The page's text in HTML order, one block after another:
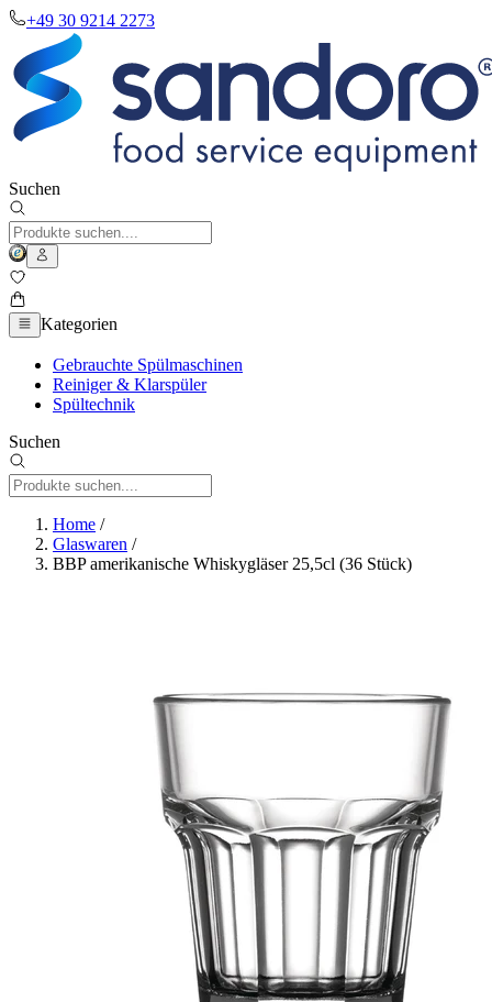
+49 30 9214 2273
Suchen
Kategorien
Gebrauchte Spülmaschinen
Reiniger & Klarspüler
Spültechnik
Suchen
Home /
Glaswaren /
BBP amerikanische Whiskygläser 25,5cl (36 Stück)